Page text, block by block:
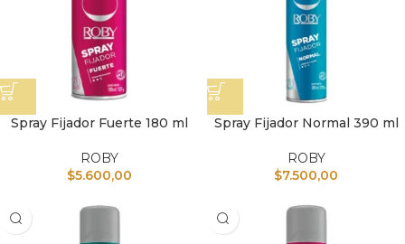
Spray Fijador Fuerte 180 ml
ROBY
$5.600,00
Spray Fijador Normal 390 ml
ROBY
$7.500,00